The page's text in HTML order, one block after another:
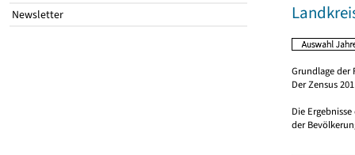
Newsletter
Grundlage der
Der Zensus
Die
der